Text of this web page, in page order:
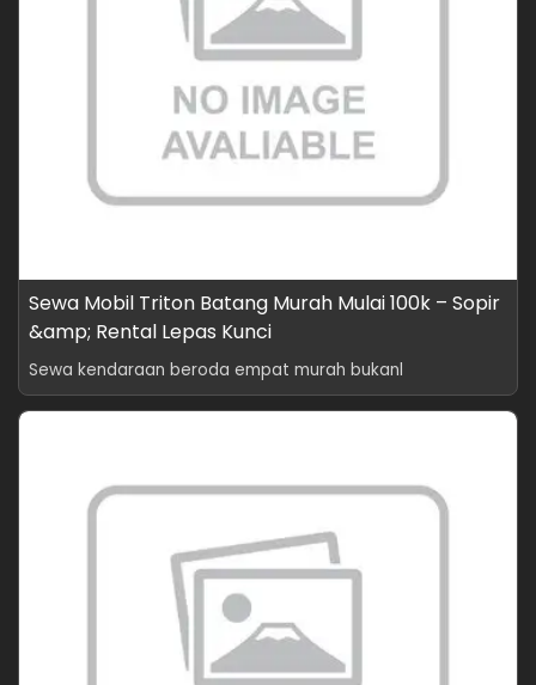
Sewa Mobil Triton Batang Murah Mulai 100k – Sopir
&amp; Rental Lepas Kunci
Sewa kendaraan beroda empat murah bukanl